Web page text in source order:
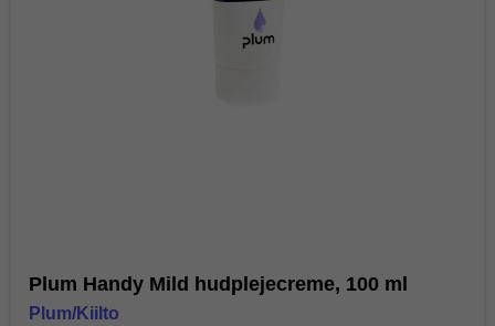
Plum Handy Mild hudplejecreme, 100 ml
Plum/Kiilto